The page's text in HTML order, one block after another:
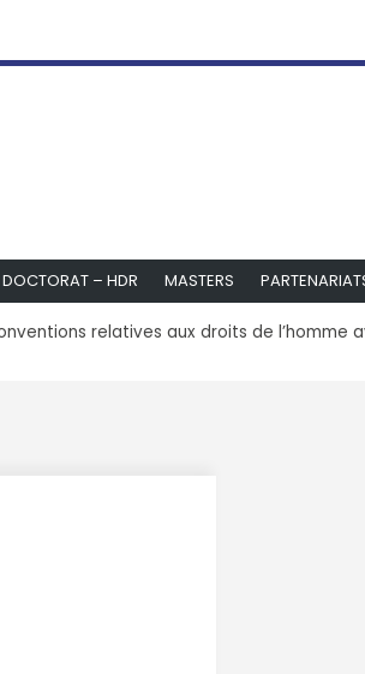
DOCTORAT – HDR MASTERS
relatives aux droits de l’homme